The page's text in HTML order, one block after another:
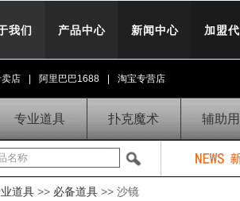
我们 产品中心 新闻中心 加盟
卖店 阿里巴巴1688 淘宝专营店
专业道具 扑克魔术 辅助
道具 >> 必备道具 >> 沙镜